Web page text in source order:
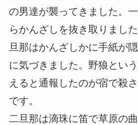
の男達が襲ってきました。
らかんざしを抜き取りまし
旦那はかんざしかに手紙が
に気づきました。野狼とい
えると通報したのが宿で殺
です。
二旦那は滴珠に笛で草原の